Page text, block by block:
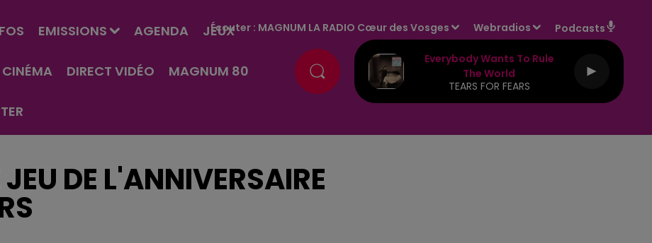
EMISSIONS AGENDA JEUX
CINÉMA DIRECT VIDÉO MAGNUM 80
Écouter : MAGNUM LA RADIO Cœur des Vosges Webradios Podcasts
Everybody Wants To Rule
The World
TEARS FOR FEARS
DE L'ANNIVERSAIRE